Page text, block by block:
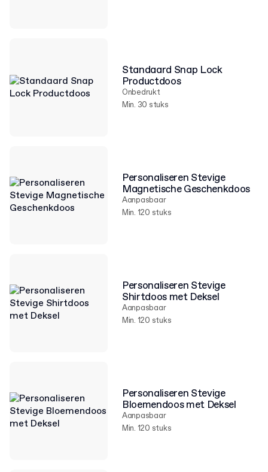
Standaard Snap Lock
Productdoos
Onbedrukt
Min. 30 stuks
Personaliseren Stevige
Magnetische Geschenkdoos
Aanpasbaar
Min. 120 stuks
Personaliseren Stevige
Shirtdoos met Deksel
Aanpasbaar
Min. 120 stuks
Personaliseren Stevige
Bloemendoos met Deksel
Aanpasbaar
Min. 120 stuks